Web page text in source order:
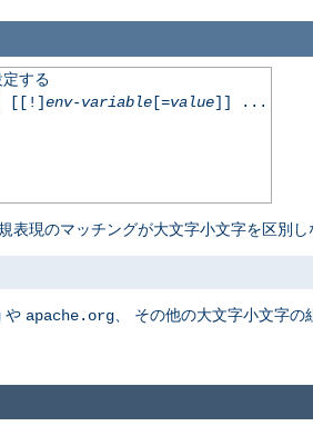
する
[[!]env-variable[=value]] ...
表現のマッチングが大文字小文字を区別
や apache.org 、 その他の大文字小文字